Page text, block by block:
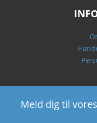
Meld dig til